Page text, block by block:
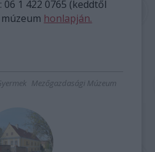
1 422 0765 (keddtől
honlapján.
Mezőgazdasági Múzeum